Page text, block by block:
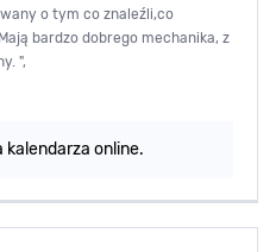
o tym co znaleźli,co
bardzo dobrego mechanika, z
",
kalendarza online.